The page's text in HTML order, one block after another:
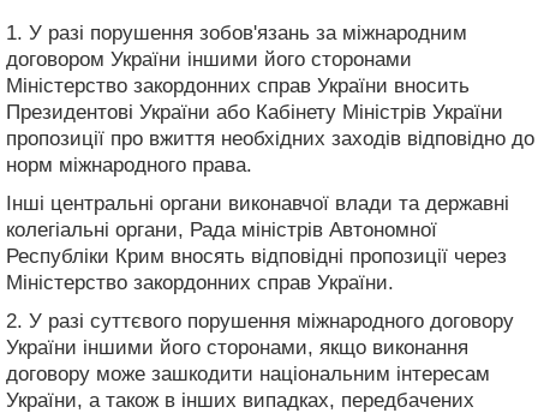
1. У разі порушення зобов'язань за міжнародним
договором України іншими його сторонами
Міністерство закордонних справ України вносить
Президентові України або Кабінету Міністрів України
пропозиції про вжиття необхідних заходів відповідно до
норм міжнародного права.
Інші центральні органи виконавчої влади та державні
колегіальні органи, Рада міністрів Автономної
Республіки Крим вносять відповідні пропозиції через
Міністерство закордонних справ України.
2. У разі суттєвого порушення міжнародного договору
України іншими його сторонами, якщо виконання
договору може зашкодити національним інтересам
України, а також в інших випадках, передбачених